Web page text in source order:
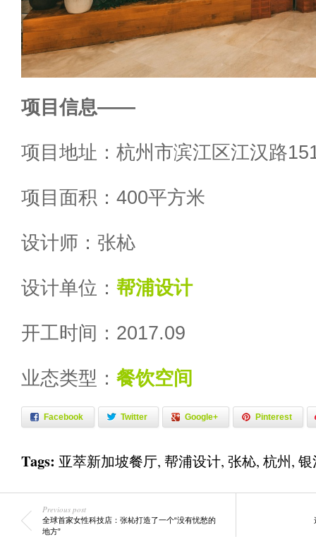
项目信息——
项目地址：杭州市滨江区江汉路
项目面积：400平方米
设计师：张杺
设计单位： 帮浦设计
开工时间：2017.09
业态类型： 餐饮空间
Facebook Twitter Google+ Pinterest
Tags: 亚萃新加坡餐厅, 帮浦设计, 张杺, 杭州, 银
Previous post
全球首家女性科技店：张杺打造了一个“没有忧愁的
地方”